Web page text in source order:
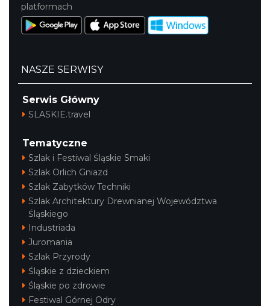
platformach
NASZE SERWISY
Serwis Główny
SLASKIE.travel
Tematyczne
Szlak i Festiwal Śląskie Smaki
Szlak Orlich Gniazd
Szlak Zabytków Techniki
Szlak Architektury Drewnianej Województwa
Śląskiego
Industriada
Juromania
Szlak Przyrody
Śląskie z dzieckiem
Śląskie po zdrowie
Festiwal Górnej Odry